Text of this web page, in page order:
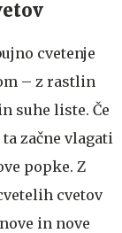
cvetenje
– z rastlin
suhe liste. Če
začne vlagati
popke. Z
cvetov
in nove